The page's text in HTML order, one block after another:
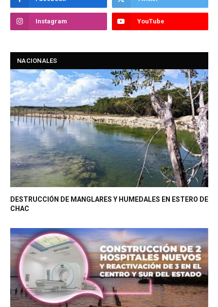
Instagram YouTube
NACIONALES
DESTRUCCIÓN DE MANGLARES Y HUMEDALES EN ESTERO DE
CHAC